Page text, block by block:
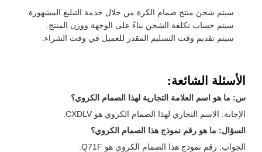
سيتم شحن منتج صمام الكرة من خلال خدمة التبليغ المشهورة.
سيتم حساب تكلفة الشحن بناءً على الوجهة ووزن المنتج.
سيتم تقديم وقت التسليم المقدر للعميل في وقت الشراء.
الأسئلة الشائعة:
س: ما هو اسم العلامة التجارية لهذا الصمام الكروي؟
الإجابة: الاسم التجاري لهذا الصمام الكروي هو CXDLV.
السؤال: ما هو رقم نموذج هذا الصمام الكروي؟
الجواب: رقم نموذج هذا الصمام الكروي هو Q71F.